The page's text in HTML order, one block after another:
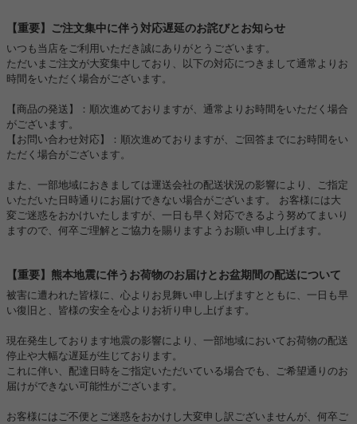
【重要】ご注文集中に伴う対応遅延のお詫びとお知らせ
いつも当店をご利用いただき誠にありがとうございます。
ただいまご注文が大変集中しており、以下の対応につきまして通常よりお
時間をいただく場合がございます。
【商品の発送】：順次進めておりますが、通常よりお時間をいただく場合
がございます。
【お問い合わせ対応】：順次進めておりますが、ご回答までにお時間をい
ただく場合がございます。
また、一部地域におきましては運送会社の配送状況の影響により、ご指定
いただいた日時通りにお届けできない場合がございます。 お客様には大
変ご迷惑をおかけいたしますが、一日も早く対応できるよう努めてまいり
ますので、何卒ご理解とご協力を賜りますようお願い申し上げます。
【重要】熊本地震に伴うお荷物のお届けとお盆期間の配送について
被害に遭われた皆様に、心よりお見舞い申し上げますとともに、一日も早
い復旧と、皆様の安全を心よりお祈り申し上げます。
現在発生しております地震の影響により、一部地域においてお荷物の配送
停止や大幅な遅延が生じております。
これに伴い、配達日時をご指定いただいている場合でも、ご希望通りのお
届けができない可能性がございます。
お客様にはご不便とご迷惑をおかけし大変申し訳ございませんが、何卒ご